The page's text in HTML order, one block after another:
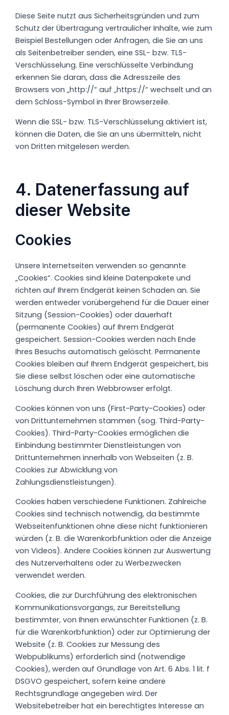
Diese Seite nutzt aus Sicherheitsgründen und zum
Schutz der Übertragung vertraulicher Inhalte, wie zum
Beispiel Bestellungen oder Anfragen, die Sie an uns
als Seitenbetreiber senden, eine SSL- bzw. TLS-
Verschlüsselung. Eine verschlüsselte Verbindung
erkennen Sie daran, dass die Adresszeile des
Browsers von „http://“ auf „https://“ wechselt und an
dem Schloss-Symbol in Ihrer Browserzeile.
Wenn die SSL- bzw. TLS-Verschlüsselung aktiviert ist,
können die Daten, die Sie an uns übermitteln, nicht
von Dritten mitgelesen werden.
4. Datenerfassung auf
dieser Website
Cookies
Unsere Internetseiten verwenden so genannte
„Cookies“. Cookies sind kleine Datenpakete und
richten auf Ihrem Endgerät keinen Schaden an. Sie
werden entweder vorübergehend für die Dauer einer
Sitzung (Session-Cookies) oder dauerhaft
(permanente Cookies) auf Ihrem Endgerät
gespeichert. Session-Cookies werden nach Ende
Ihres Besuchs automatisch gelöscht. Permanente
Cookies bleiben auf Ihrem Endgerät gespeichert, bis
Sie diese selbst löschen oder eine automatische
Löschung durch Ihren Webbrowser erfolgt.
Cookies können von uns (First-Party-Cookies) oder
von Drittunternehmen stammen (sog. Third-Party-
Cookies). Third-Party-Cookies ermöglichen die
Einbindung bestimmter Dienstleistungen von
Drittunternehmen innerhalb von Webseiten (z. B.
Cookies zur Abwicklung von
Zahlungsdienstleistungen).
Cookies haben verschiedene Funktionen. Zahlreiche
Cookies sind technisch notwendig, da bestimmte
Webseitenfunktionen ohne diese nicht funktionieren
würden (z. B. die Warenkorbfunktion oder die Anzeige
von Videos). Andere Cookies können zur Auswertung
des Nutzerverhaltens oder zu Werbezwecken
verwendet werden.
Cookies, die zur Durchführung des elektronischen
Kommunikationsvorgangs, zur Bereitstellung
bestimmter, von Ihnen erwünschter Funktionen (z. B.
für die Warenkorbfunktion) oder zur Optimierung der
Website (z. B. Cookies zur Messung des
Webpublikums) erforderlich sind (notwendige
Cookies), werden auf Grundlage von Art. 6 Abs. 1 lit. f
DSGVO gespeichert, sofern keine andere
Rechtsgrundlage angegeben wird. Der
Websitebetreiber hat ein berechtigtes Interesse an